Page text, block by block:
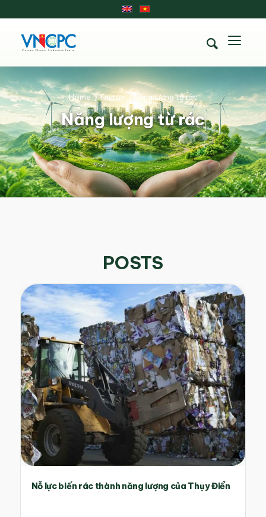
Năng lượng từ rác
Home /Tin tức /Năng lượng từ rác
POSTS
Nỗ lực biến rác thành năng lượng của Thụy Điển